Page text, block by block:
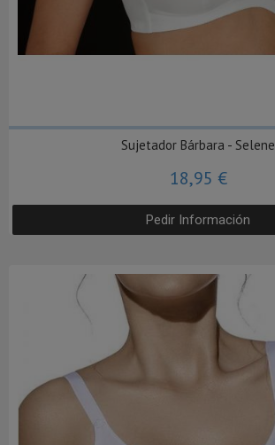
Sujetador Bárbara - Selene
18,95 €
Pedir Información